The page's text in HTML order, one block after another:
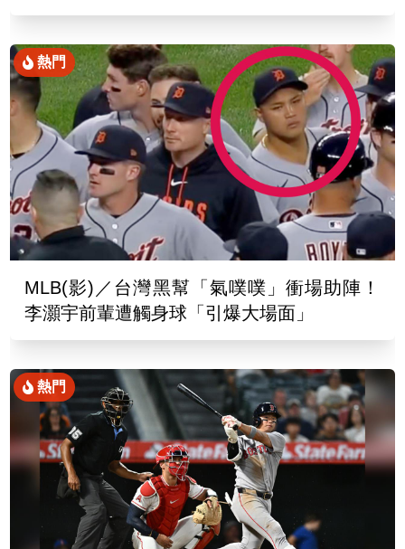
熱門
MLB(影)／台灣黑幫「氣噗噗」衝場助陣！
李灝宇前輩遭觸身球「引爆大場面」
熱門